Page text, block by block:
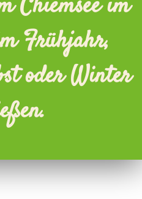
Frühjahr,
oder Winter